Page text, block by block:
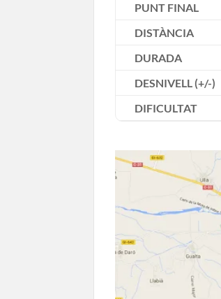
PUNT FINAL
DISTÀNCIA
DURADA
DESNIVELL (+/-)
DIFICULTAT